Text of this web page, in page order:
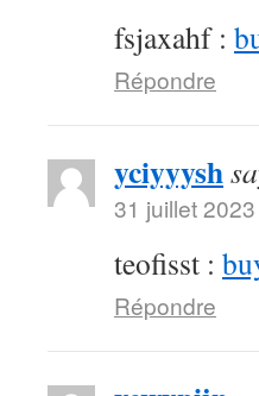
fsjaxahf :
Répondre
yciyyysh
31 juillet
teofisst :
Répondre